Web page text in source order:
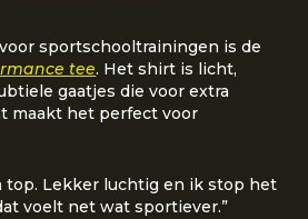
sportschooltrainingen is de
tee. Het shirt is licht,
gaatjes die voor extra
maakt het perfect voor
top. Lekker luchtig en ik stop het
voelt net wat sportiever.”